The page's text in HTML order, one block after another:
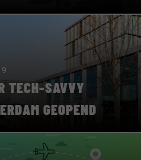
TECH-SAVVY
GEOPEND